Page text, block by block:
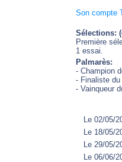
Son compte
Sélections:
Première
1 essai.
Palmarès:
- Champion
- Finaliste
- Vainqueur
Le 02/05/
Le 18/05/
Le 29/05/
Le 06/06/